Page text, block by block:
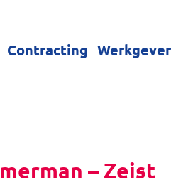
Contracting
– Zeist